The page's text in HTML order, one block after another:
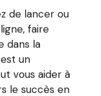
de lancer ou
faire
dans la
un
vous aider à
le succès en